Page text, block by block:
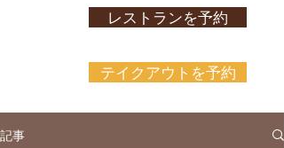
レストランを予約
テイクアウトを予約
記事